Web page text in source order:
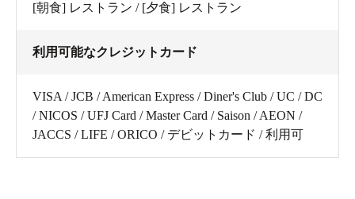
[朝食] レストラン / [夕食] レストラン
利用可能なクレジットカード
VISA / JCB / American Express / Diner's Club / UC / DC
/ NICOS / UFJ Card / Master Card / Saison / AEON /
JACCS / LIFE / ORICO / デビットカード / 利用可